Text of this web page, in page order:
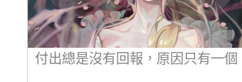
付出總是沒有回報，原因只有一個